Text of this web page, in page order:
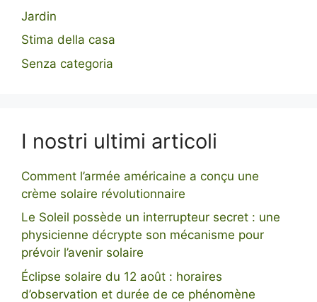
Jardin
Stima della casa
Senza categoria
I nostri ultimi articoli
Comment l’armée américaine a conçu une
crème solaire révolutionnaire
Le Soleil possède un interrupteur secret : une
physicienne décrypte son mécanisme pour
prévoir l’avenir solaire
Éclipse solaire du 12 août : horaires
d’observation et durée de ce phénomène